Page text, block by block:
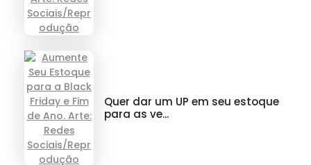
Quer dar um UP em seu estoque
para as ve...